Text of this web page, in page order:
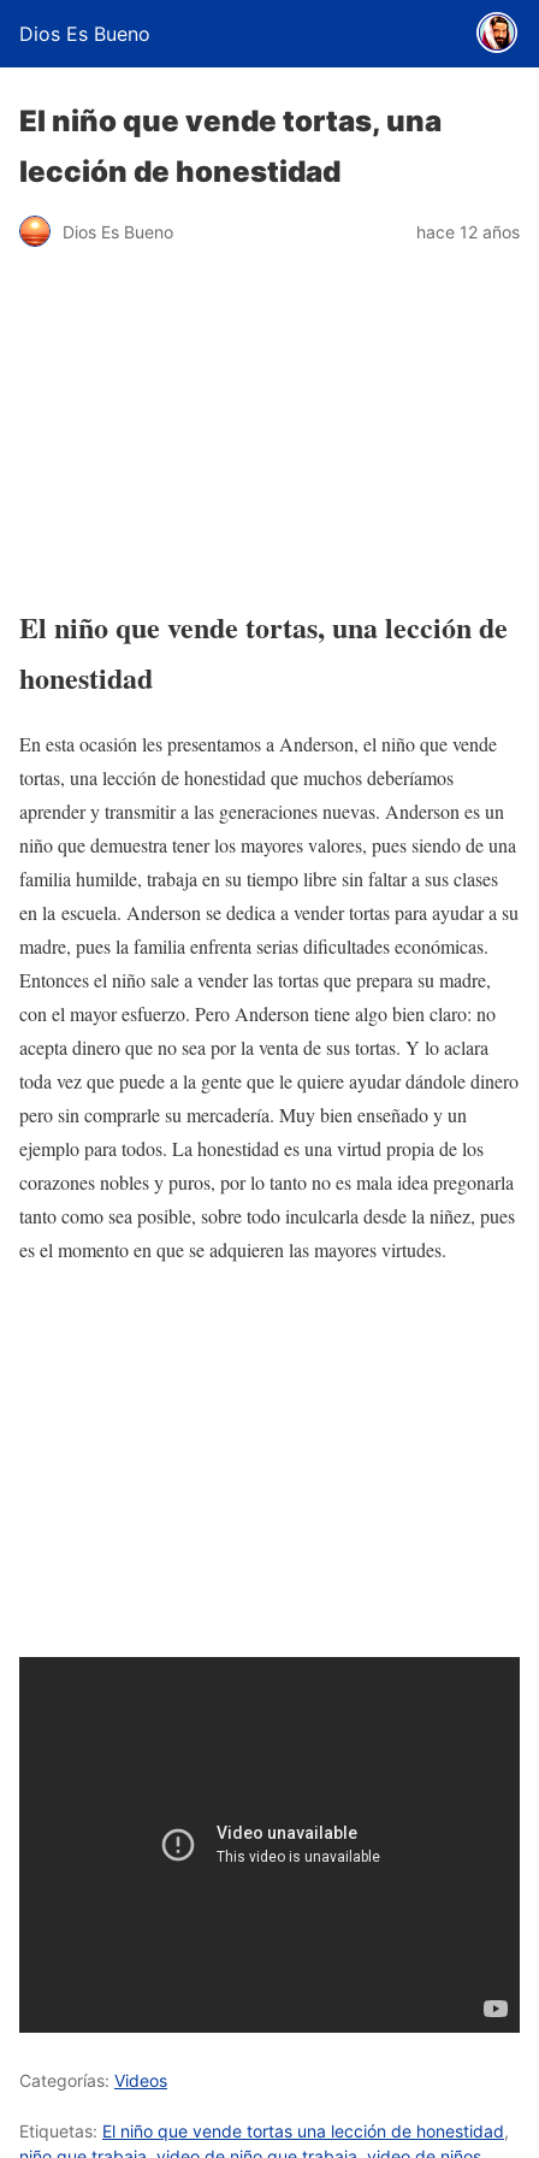
Dios Es Bueno
El niño que vende tortas, una
lección de honestidad
Dios Es Bueno hace 12 años
El niño que vende tortas, una lección de
honestidad
En esta ocasión les presentamos a Anderson, el niño que vende
tortas, una lección de honestidad que muchos deberíamos
aprender y transmitir a las generaciones nuevas. Anderson es un
niño que demuestra tener los mayores valores, pues siendo de una
familia humilde, trabaja en su tiempo libre sin faltar a sus clases
en la escuela. Anderson se dedica a vender tortas para ayudar a su
madre, pues la familia enfrenta serias dificultades económicas.
Entonces el niño sale a vender las tortas que prepara su madre,
con el mayor esfuerzo. Pero Anderson tiene algo bien claro: no
acepta dinero que no sea por la venta de sus tortas. Y lo aclara
toda vez que puede a la gente que le quiere ayudar dándole dinero
pero sin comprarle su mercadería. Muy bien enseñado y un
ejemplo para todos. La honestidad es una virtud propia de los
corazones nobles y puros, por lo tanto no es mala idea pregonarla
tanto como sea posible, sobre todo inculcarla desde la niñez, pues
es el momento en que se adquieren las mayores virtudes.
Categorías: Videos
Etiquetas: El niño que vende tortas una lección de honestidad,